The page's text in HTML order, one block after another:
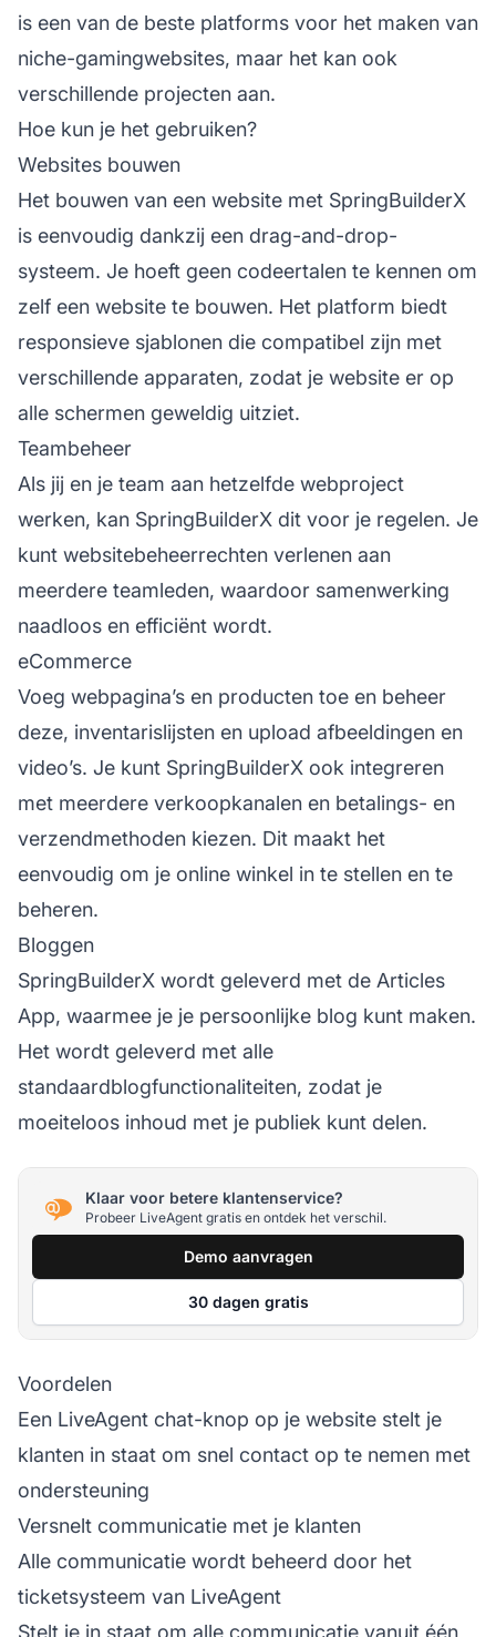
is een van de beste platforms voor het maken van
niche-gamingwebsites, maar het kan ook
verschillende projecten aan.
Hoe kun je het gebruiken?
Websites bouwen
Het bouwen van een website met SpringBuilderX
is eenvoudig dankzij een drag-and-drop-
systeem. Je hoeft geen codeertalen te kennen om
zelf een website te bouwen. Het platform biedt
responsieve sjablonen die compatibel zijn met
verschillende apparaten, zodat je website er op
alle schermen geweldig uitziet.
Teambeheer
Als jij en je team aan hetzelfde webproject
werken, kan SpringBuilderX dit voor je regelen. Je
kunt websitebeheerrechten verlenen aan
meerdere teamleden, waardoor samenwerking
naadloos en efficiënt wordt.
eCommerce
Voeg webpagina’s en producten toe en beheer
deze, inventarislijsten en upload afbeeldingen en
video’s. Je kunt SpringBuilderX ook integreren
met meerdere verkoopkanalen en betalings- en
verzendmethoden kiezen. Dit maakt het
eenvoudig om je online winkel in te stellen en te
beheren.
Bloggen
SpringBuilderX wordt geleverd met de Articles
App, waarmee je je persoonlijke blog kunt maken.
Het wordt geleverd met alle
standaardblogfunctionaliteiten, zodat je
moeiteloos inhoud met je publiek kunt delen.
Klaar voor betere klantenservice?
Probeer LiveAgent gratis en ontdek het verschil.
Demo aanvragen
30 dagen gratis
Voordelen
Een LiveAgent chat-knop op je website stelt je
klanten in staat om snel contact op te nemen met
ondersteuning
Versnelt communicatie met je klanten
Alle communicatie wordt beheerd door het
ticketsysteem van LiveAgent
Stelt je in staat om alle communicatie vanuit één